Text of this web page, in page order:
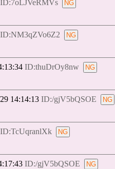
ID:7oLJVeRMVs
ID:NM3qZVo6Z2
ID:thuDrOy8nw
14:14:13 ID:/gjV5bQSOE
ID:TcUqranlXk
ID:/gjV5bQSOE